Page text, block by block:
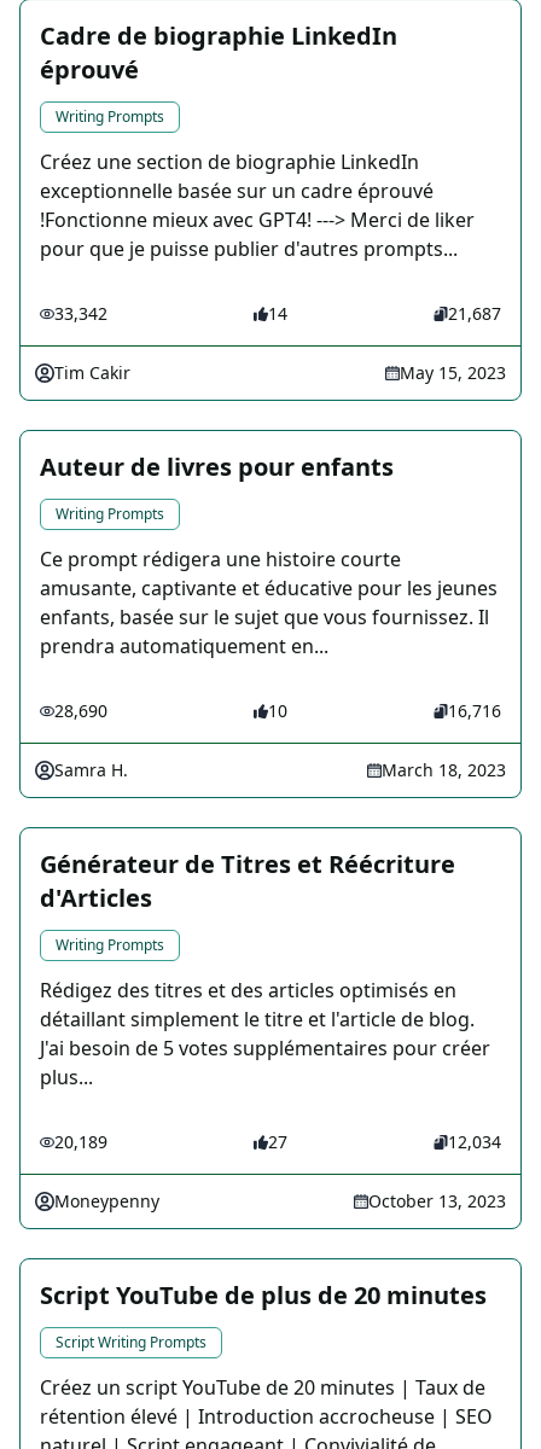
Cadre de biographie LinkedIn
éprouvé
Writing Prompts
Créez une section de biographie LinkedIn
exceptionnelle basée sur un cadre éprouvé
!Fonctionne mieux avec GPT4! ---> Merci de liker
pour que je puisse publier d'autres prompts...
33,342 14 21,687
Tim Cakir May 15, 2023
Auteur de livres pour enfants
Writing Prompts
Ce prompt rédigera une histoire courte
amusante, captivante et éducative pour les jeunes
enfants, basée sur le sujet que vous fournissez. Il
prendra automatiquement en...
28,690 10 16,716
Samra H. March 18, 2023
Générateur de Titres et Réécriture
d'Articles
Writing Prompts
Rédigez des titres et des articles optimisés en
détaillant simplement le titre et l'article de blog.
J'ai besoin de 5 votes supplémentaires pour créer
plus...
20,189 27 12,034
Moneypenny October 13, 2023
Script YouTube de plus de 20 minutes
Script Writing Prompts
Créez un script YouTube de 20 minutes | Taux de
rétention élevé | Introduction accrocheuse | SEO